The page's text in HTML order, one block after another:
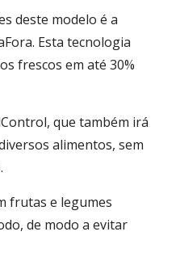
deste modelo é a
Esta tecnologia
frescos em até 30%
que também irá
alimentos, sem
frutas e legumes
de modo a evitar